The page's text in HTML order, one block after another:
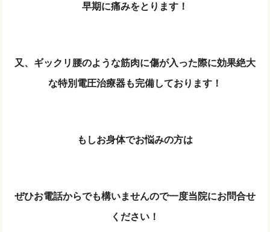
早期に痛みをとります！
又、ギックリ腰のような筋肉に傷が入った際に効果絶大
な特別電圧治療器も完備しております！
もしお身体でお悩みの方は
ぜひお電話からでも構いませんので一度当院にお問合せ
ください！